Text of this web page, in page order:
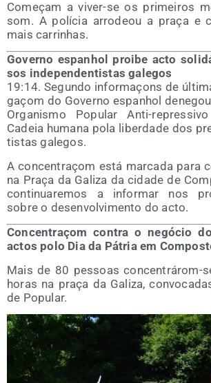
Começam a viver-se os pri­mei­ros
som. A polí­cia arro­deou a praça e
mais carrinhas.
Governo espanhol proibe acto
sos inde­pen­den­tis­tas galegos
19:14. Segun­do infor­maçons de
gaçom do Governo espanhol
Orga­nis­mo Popu­lar Anti-
Cadeia huma­na pola liber­da­de dos
tis­tas galegos.
A con­cen­traçom está mar­ca­da para
na Praça da Gali­za da cida­de de
con­ti­nua­re­mos a infor­mar nos
sobre o des­en­vol­vi­men­to do acto.
Con­cen­traçom con­tra o negó­cio
actos polo Dia da Pátria em
Mais de 80 pes­soas con­cen­trá­rom-
horas na praça da Gali­za,
de Popular.